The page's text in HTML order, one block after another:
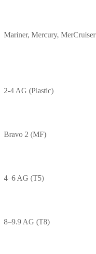
Mariner, Mercury, MerCruiser
2-4 AG (Plastic)
Bravo 2 (MF)
4–6 AG (T5)
8–9.9 AG (T8)